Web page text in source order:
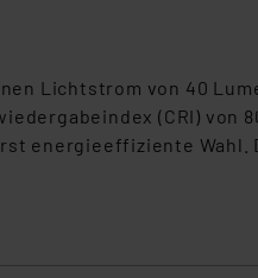
Lichtstrom von 40
(CRI) von
energieeffiziente